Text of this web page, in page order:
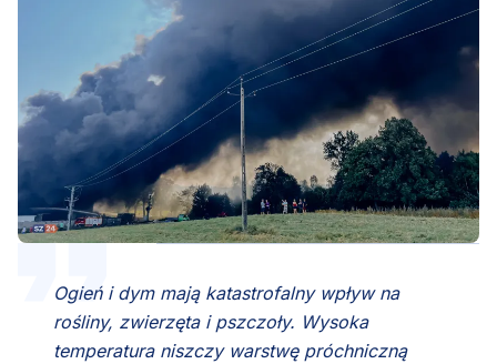
Ogień i dym mają katastrofalny wpływ na
rośliny, zwierzęta i pszczoły. Wysoka
temperatura niszczy warstwę próchniczną